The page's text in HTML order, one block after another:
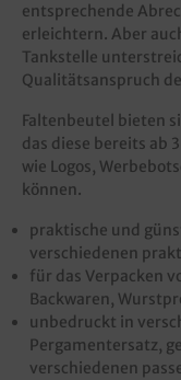
entsprechende
erleichtern. Aber
Tankstelle
Qualitätsanspruch
Faltenbeutel bieten
das diese bereits ab
wie Logos,
können.
praktische und
verschiedenen
für das Verpacken
Backwaren,
unbedruckt in
Pergamentersatz,
verschiedenen